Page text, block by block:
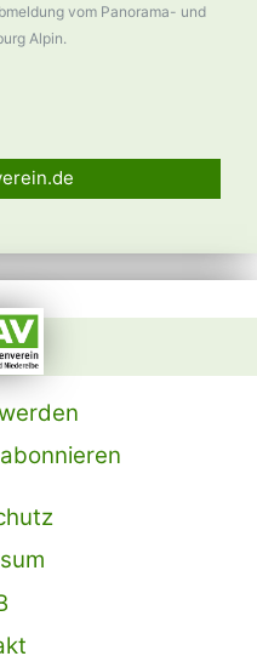
vom Panorama- und
Alpin.